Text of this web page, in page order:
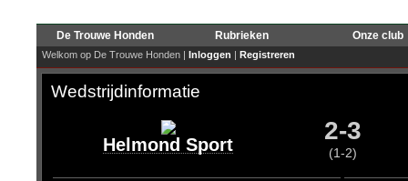
De Trouwe Honden Rubrieken Onze club
Welkom op De Trouwe Honden | Inloggen | Registreren
Wedstrijdinformatie
Helmond Sport 2-3
(1-2)